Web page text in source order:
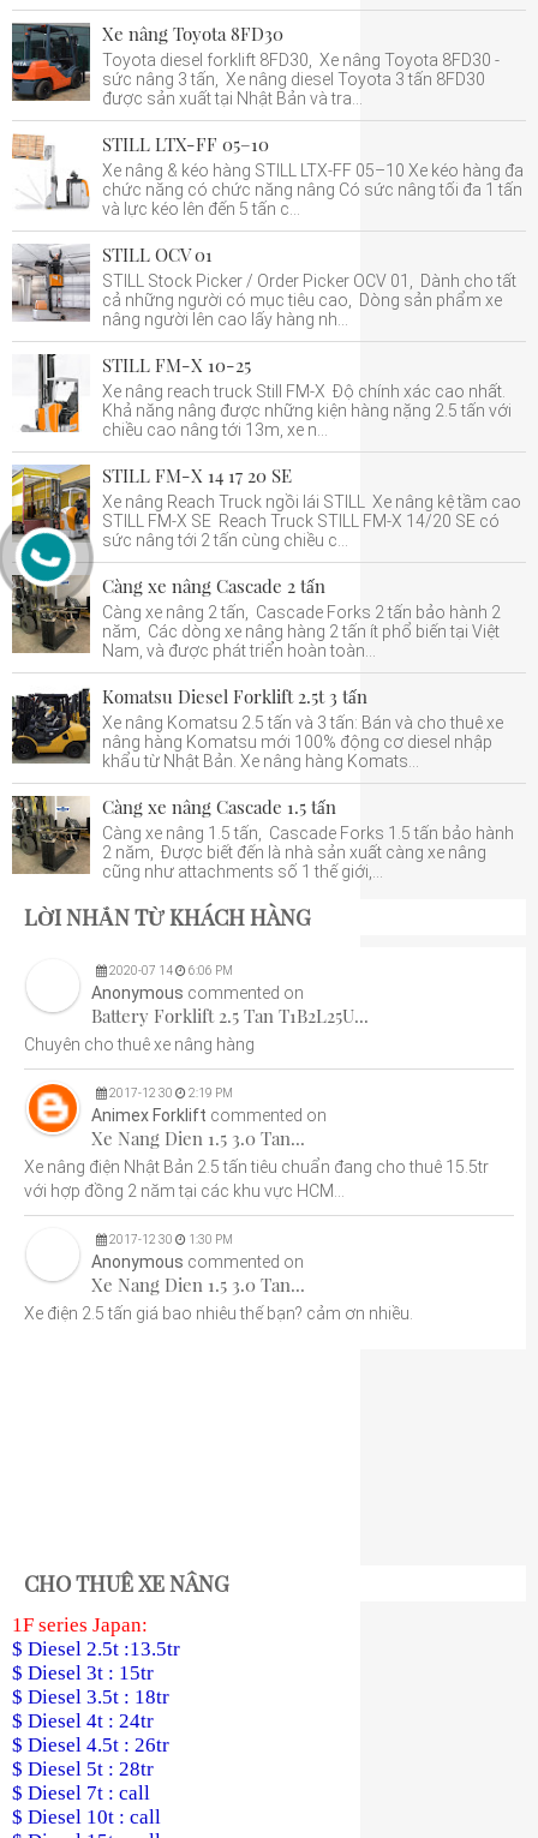
Xe nâng Toyota 8FD30
Toyota diesel forklift 8FD30, Xe nâng Toyota 8FD30 -
sức nâng 3 tấn, Xe nâng diesel Toyota 3 tấn 8FD30
được sản xuất tại Nhật Bản và tra...
STILL LTX-FF 05–10
Xe nâng & kéo hàng STILL LTX-FF 05–10 Xe kéo hàng đa
chức năng có chức năng nâng Có sức nâng tối đa 1 tấn
và lực kéo lên đến 5 tấn c...
STILL OCV 01
STILL Stock Picker / Order Picker OCV 01, Dành cho tất
cả những người có mục tiêu cao, Dòng sản phẩm xe
nâng người lên cao lấy hàng nh...
STILL FM-X 10-25
Xe nâng reach truck Still FM-X Độ chính xác cao nhất.
Khả năng nâng được những kiện hàng nặng 2.5 tấn với
chiều cao nâng tới 13m, xe n...
STILL FM-X 14 17 20 SE
Xe nâng Reach Truck ngồi lái STILL Xe nâng kệ tầm cao
STILL FM-X SE Reach Truck STILL FM-X 14/20 SE có
sức nâng tới 2 tấn cùng chiều c...
Càng xe nâng Cascade 2 tấn
Càng xe nâng 2 tấn, Cascade Forks 2 tấn bảo hành 2
năm, Các dòng xe nâng hàng 2 tấn ít phổ biến tại Việt
Nam, và được phát triển hoàn toàn...
Komatsu Diesel Forklift 2.5t 3 tấn
Xe nâng Komatsu 2.5 tấn và 3 tấn: Bán và cho thuê xe
nâng hàng Komatsu mới 100% động cơ diesel nhập
khẩu từ Nhật Bản. Xe nâng hàng Komats...
Càng xe nâng Cascade 1.5 tấn
Càng xe nâng 1.5 tấn, Cascade Forks 1.5 tấn bảo hành
2 năm, Được biết đến là nhà sản xuất càng xe nâng
cũng như attachments số 1 thế giới,...
LỜI NHẮN TỪ KHÁCH HÀNG
Anonymous commented on
Battery Forklift 2.5 Tan T1B2L25U...
2020-07 14 6:06 PM
Chuyên cho thuê xe nâng hàng
Animex Forklift commented on
Xe Nang Dien 1.5 3.0 Tan...
2017-12 30 2:19 PM
Xe nâng điện Nhật Bản 2.5 tấn tiêu chuẩn đang cho thuê 15.5tr
với hợp đồng 2 năm tại các khu vực HCM...
Anonymous commented on
Xe Nang Dien 1.5 3.0 Tan...
2017-12 30 1:30 PM
Xe điện 2.5 tấn giá bao nhiêu thế bạn? cảm ơn nhiều.
CHO THUÊ XE NÂNG
1F series Japan:
$ Diesel 2.5t :13.5tr
$ Diesel 3t : 15tr
$ Diesel 3.5t : 18tr
$ Diesel 4t : 24tr
$ Diesel 4.5t : 26tr
$ Diesel 5t : 28tr
$ Diesel 7t : call
$ Diesel 10t : call